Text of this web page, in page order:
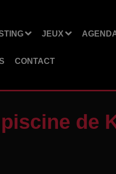
JEUX
CONTACT
de